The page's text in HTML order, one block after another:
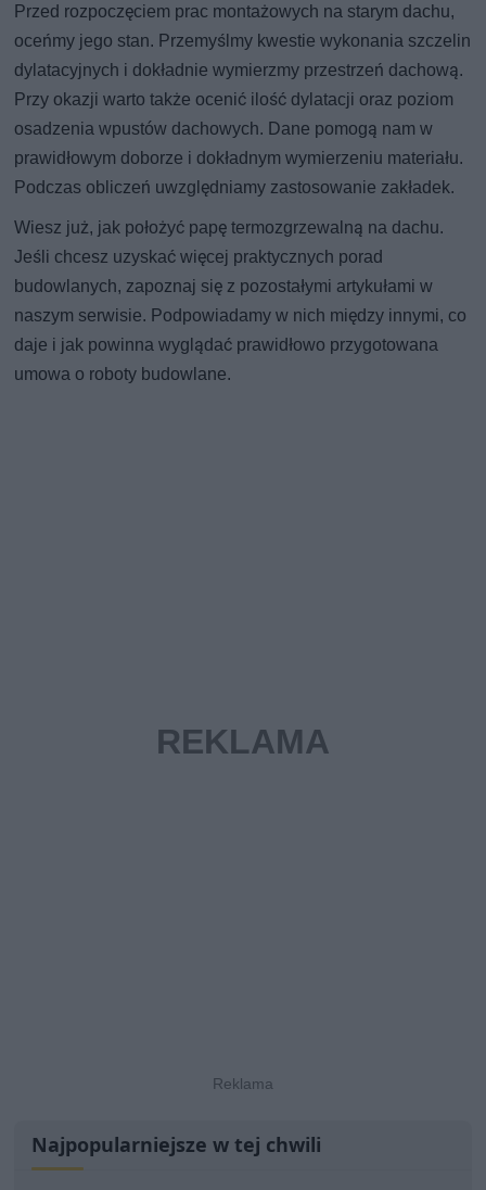
Przed rozpoczęciem prac montażowych na starym dachu,
oceńmy jego stan. Przemyślmy kwestie wykonania szczelin
dylatacyjnych i dokładnie wymierzmy przestrzeń dachową.
Przy okazji warto także ocenić ilość dylatacji oraz poziom
osadzenia wpustów dachowych. Dane pomogą nam w
prawidłowym doborze i dokładnym wymierzeniu materiału.
Podczas obliczeń uwzględniamy zastosowanie zakładek.
Wiesz już, jak położyć papę termozgrzewalną na dachu.
Jeśli chcesz uzyskać więcej praktycznych porad
budowlanych, zapoznaj się z pozostałymi artykułami w
naszym serwisie. Podpowiadamy w nich między innymi, co
daje i jak powinna wyglądać prawidłowo przygotowana
umowa o roboty budowlane.
Najpopularniejsze w tej chwili